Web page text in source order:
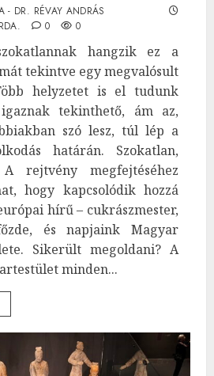
- DR. RÉVAY ANDRÁS
0 0
hangzik ez a
tekintve egy megvalósult
helyzetet is el tudunk
tekinthető, ám az,
szó lesz, túl lép a
határán. Szokatlan,
rejtvény megfejtéséhez
hogy kapcsolódik hozzá
hírű – cukrászmester,
és napjaink Magyar
Sikerült megoldani? A
minden...